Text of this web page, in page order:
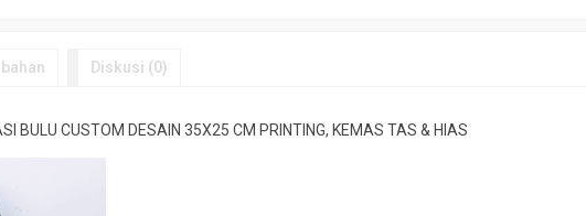
Diskusi (0)
BULU CUSTOM DESAIN 35X25 CM PRINTING, KEMAS TAS & HIAS